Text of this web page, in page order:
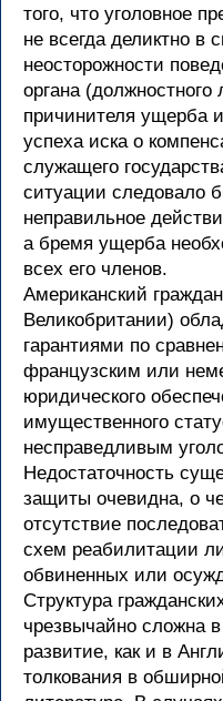
того, что уголовное
не всегда деликтно
неосторожности
органа
причинителя ущерба
успеха иска о
служащего
ситуации следовало
неправильное
а бремя ущерба
всех его членов.
Американский
Великобритании)
гарантиями по
французским или
юридического
имущественного
несправедливым
Недостаточность
защиты очевидна, о
отсутствие
схем реабилитации
обвиненных или
Структура
чрезвычайно сложна
развитие, как и в
толкования в